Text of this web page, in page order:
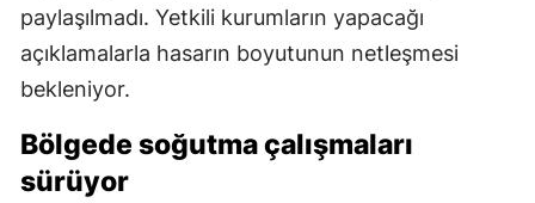
paylaşılmadı. Yetkili kurumların yapacağı
açıklamalarla hasarın boyutunun netleşmesi
bekleniyor.
Bölgede soğutma çalışmaları
sürüyor